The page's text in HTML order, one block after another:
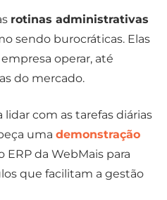
rotinas administrativas
sendo burocráticas. Elas
operar, até
do mercado.
lidar com as tarefas diárias
uma demonstração
ERP da WebMais para
que facilitam a gestão